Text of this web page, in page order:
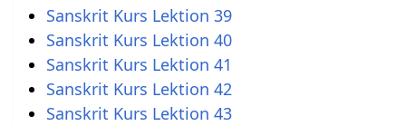
Sanskrit Kurs Lektion 39
Sanskrit Kurs Lektion 40
Sanskrit Kurs Lektion 41
Sanskrit Kurs Lektion 42
Sanskrit Kurs Lektion 43